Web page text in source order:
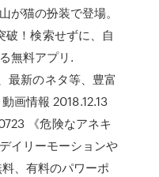
が猫の扮装で登場。
！検索せずに、自
無料アプリ.
最新のネタ等、豊富
画情報 2018.12.13
《危険なアネキ
イリーモーションや
、有料のパワーポ